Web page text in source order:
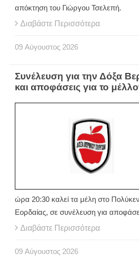
απόκτηση του Γιώργου Τσελεπή.
Διαβάστε Περισσότερα
09 Αύγουστος 2026
Συνέλευση για την Δόξα
και αποφάσεις για το
ώρα 20:30 καλεί τα μέλη στο
Εορδαίας, σε συνέλευση για
Διαβάστε Περισσότερα
09 Αύγουστος 2026